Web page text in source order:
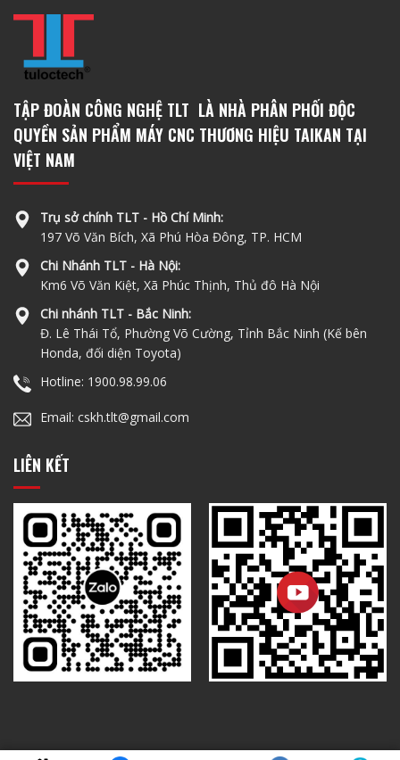
TẬP ĐOÀN CÔNG NGHỆ TLT LÀ NHÀ PHÂN PHỐI ĐỘC
QUYỀN SẢN PHẨM MÁY CNC THƯƠNG HIỆU TAIKAN TẠI
VIỆT NAM
Trụ sở chính TLT - Hồ Chí Minh:
197 Võ Văn Bích, Xã Phú Hòa Đông, TP. HCM
Chi Nhánh TLT - Hà Nội:
Km6 Võ Văn Kiệt, Xã Phúc Thịnh, Thủ đô Hà Nội
Chi nhánh TLT - Bắc Ninh:
Đ. Lê Thái Tổ, Phường Võ Cường, Tỉnh Bắc Ninh (Kế bên
Honda, đối diện Toyota)
Hotline: 1900.98.99.06
Email: cskh.tlt@gmail.com
LIÊN KẾT